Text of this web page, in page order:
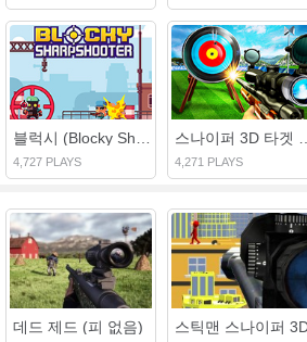
4,727 PLAYS 4,271 PLAYS
데드 제드 (피 없음) 스틱맨 스나이퍼